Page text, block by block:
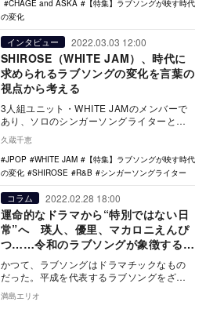
CHAGE and ASKA
【特集】ラブソングが映す時代
の変化
インタビュー 2022.03.03 12:00
SHIROSE（WHITE JAM）、時代に
求められるラブソングの変化を言葉の
視点から考える
3人組ユニット・WHITE JAMのメンバーで
あり、ソロのシンガーソングライターとし
ても活躍するSHIROSE。彼はKis-My…
久蔵千恵
JPOP
WHITE JAM
【特集】ラブソングが映す時代
の変化
SHIROSE R&B シンガーソングライター
コラム 2022.02.28 18:00
運命的なドラマから“特別ではない日
常”へ 瑛人、優里、マカロニえんぴ
つ……令和のラブソングが象徴する恋
愛観の多様化
かつて、ラブソングはドラマチックなもの
だった。平成を代表するラブソングをざっ
GLAY「HOWEVER」…
満島エリオ